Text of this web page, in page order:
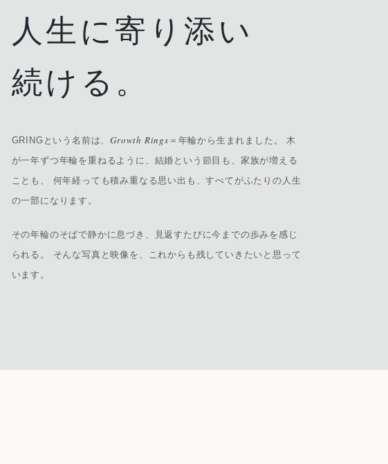
人生に寄り添い
続ける。
GRINGという名前は、Growth Rings ＝年輪から生まれました。 木
が一年ずつ年輪を重ねるように、結婚という節目も、家族が増える
ことも、 何年経っても積み重なる思い出も、すべてがふたりの人生
の一部になります。
その年輪のそばで静かに息づき、見返すたびに今までの歩みを感じ
られる。 そんな写真と映像を、これからも残していきたいと思って
います。